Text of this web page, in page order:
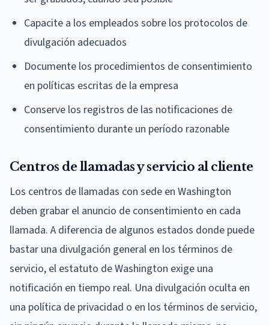
Capacite a los empleados sobre los protocolos de
divulgación adecuados
Documente los procedimientos de consentimiento
en políticas escritas de la empresa
Conserve los registros de las notificaciones de
consentimiento durante un período razonable
Centros de llamadas y servicio al cliente
Los centros de llamadas con sede en Washington
deben grabar el anuncio de consentimiento en cada
llamada. A diferencia de algunos estados donde puede
bastar una divulgación general en los términos de
servicio, el estatuto de Washington exige una
notificación en tiempo real. Una divulgación oculta en
una política de privacidad o en los términos de servicio,